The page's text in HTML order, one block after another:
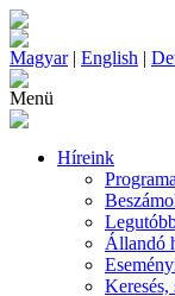
Magyar| English |
Menü
Híreink
Állandó
Keresés,